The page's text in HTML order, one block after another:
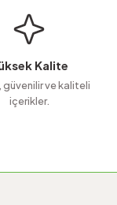
Kalite
güvenilir ve kaliteli
içerikler.